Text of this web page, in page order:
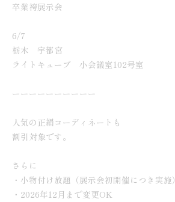
卒業袴展示会
6/7
栃木 宇都宮
ライトキューブ 小会議室102号室
ーーーーーーーーーー
人気の正絹コーディネートも
割引対象です。
さらに
・小物付け放題（展示会初開催につき実施）
・2026年12月まで変更OK